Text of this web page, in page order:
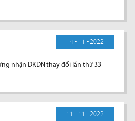
14 - 11 - 2022
nhận ĐKDN thay đổi lần thứ 33
11 - 11 - 2022